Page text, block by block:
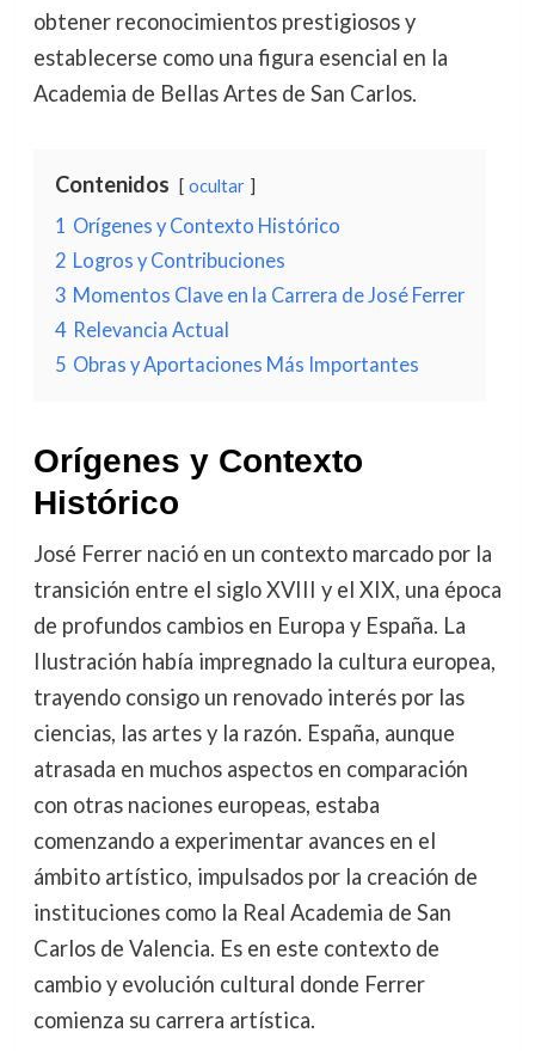
obtener reconocimientos prestigiosos y
establecerse como una figura esencial en la
Academia de Bellas Artes de San Carlos.
Contenidos ocultar
1 Orígenes y Contexto Histórico
2 Logros y Contribuciones
3 Momentos Clave en la Carrera de José Ferrer
4 Relevancia Actual
5 Obras y Aportaciones Más Importantes
Orígenes y Contexto
Histórico
José Ferrer nació en un contexto marcado por la
transición entre el siglo XVIII y el XIX, una época
de profundos cambios en Europa y España. La
Ilustración había impregnado la cultura europea,
trayendo consigo un renovado interés por las
ciencias, las artes y la razón. España, aunque
atrasada en muchos aspectos en comparación
con otras naciones europeas, estaba
comenzando a experimentar avances en el
ámbito artístico, impulsados por la creación de
instituciones como la Real Academia de San
Carlos de Valencia. Es en este contexto de
cambio y evolución cultural donde Ferrer
comienza su carrera artística.